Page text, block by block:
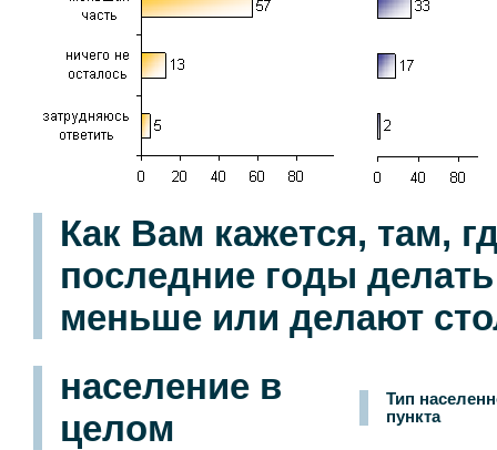
Как Вам кажется, там,
последние годы
меньше или делают
население в
целом
Тип
пункта